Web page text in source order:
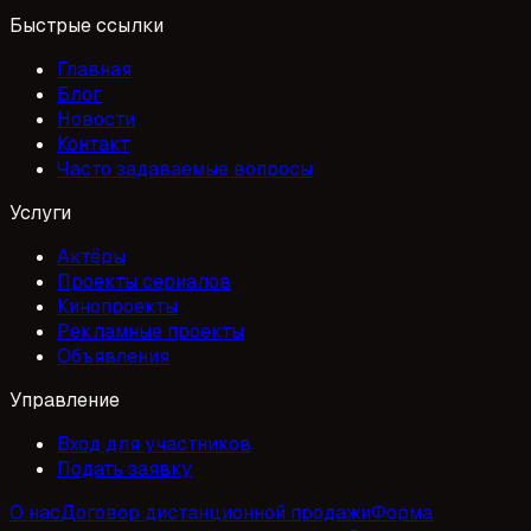
Быстрые ссылки
Главная
Блог
Новости
Контакт
Часто задаваемые вопросы
Услуги
Актёры
Проекты сериалов
Кинопроекты
Рекламные проекты
Объявления
Управление
Вход для участников
Подать заявку
О насДоговор дистанционной продажиФорма